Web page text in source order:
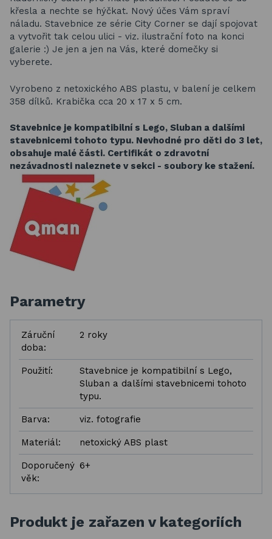
křesla a nechte se hýčkat. Nový účes Vám spraví
náladu. Stavebnice ze série City Corner se dají spojovat
a vytvořit tak celou ulici - viz. ilustrační foto na konci
galerie :) Je jen a jen na Vás, které domečky si
vyberete.
Vyrobeno z netoxického ABS plastu, v balení je celkem
358 dílků. Krabička cca 20 x 17 x 5 cm.
Stavebnice je kompatibilní s Lego, Sluban a dalšími
stavebnicemi tohoto typu. Nevhodné pro děti do 3 let,
obsahuje malé části. Certifikát o zdravotní
nezávadnosti naleznete v sekci - soubory ke stažení.
Parametry
Záruční
doba:
2 roky
Použití:
Stavebnice je kompatibilní s Lego,
Sluban a dalšími stavebnicemi tohoto
typu.
Barva: viz. fotografie
Materiál: netoxický ABS plast
Doporučený
věk:
6+
Produkt je zařazen v kategoriích